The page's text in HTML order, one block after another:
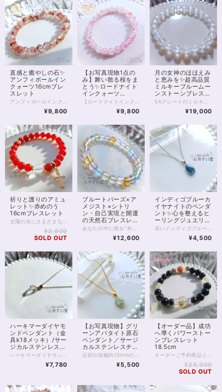
直感と癒やしの石✨
アンフィボールイン
クォーツ16cmブレ
スレット
¥9,800
【お写真現物1点の
み】舞い散る桜をま
とう✨ロードナイト
インクォーツ
16.5cmブレスレッ
¥9,800
月の女神のほほえみ
と恵みを✨超高品質
ミルキーブルームー
ンストーンブレスレ
ット16.5cm
¥19,000
祈りと護りのアミュ
レット✨赤めのう
16cmブレスレット
¥2,800
SOLD OUT
ブルートパーズ×ア
メジスト×シトリ
ン・自己実現と開運
の天然石ブレスレッ
ト✨16cm
¥12,600
インディゴブルーカ
イヤナイトのペンダ
ント✨心を整えるヒ
ーリングジュエリ
ー・直感を高める／
スチェーン40cm・
使用
¥4,500
ハーキマーダイヤモ
ンドペンダント（金
具k18メッキ）/サー
ジカルステンレスチ
ェーン（k18メッ
¥7,780
【お写真現物】グリ
ーンアパタイト原石
ペンダント／サージ
カルステンレスチェ
ーン使用
¥5,500
【オーダー品】成功
へ導くパワーストー
ンブレスレット
18.5cm
¥23,000
SOLD OUT